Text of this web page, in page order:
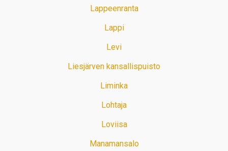
Lappeenranta
Lappi
Levi
Liesjärven kansallispuisto
Liminka
Lohtaja
Loviisa
Manamansalo